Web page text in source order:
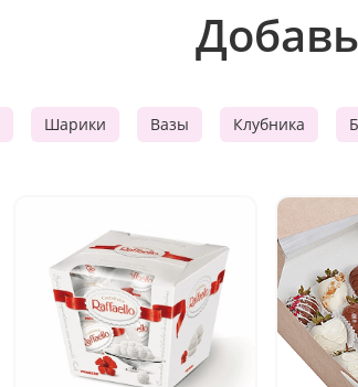
Шарики Вазы Клубника